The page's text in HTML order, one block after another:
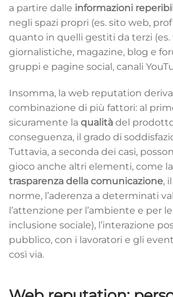
a partire dalle informazioni
negli spazi propri (es. sito web,
quanto in quelli gestiti da terzi
giornalistiche, magazine, blog e
gruppi e pagine social, canali
Insomma, la web reputation
combinazione di più fattori: al
sicuramente la qualità del
conseguenza, il grado di
Tuttavia, a seconda dei casi,
gioco anche altri elementi, come
trasparenza della comunicazione,
norme, l’aderenza a determinati
l’attenzione per l’ambiente e per
inclusione sociale), l’interazione
pubblico, con i lavoratori e gli
così via.